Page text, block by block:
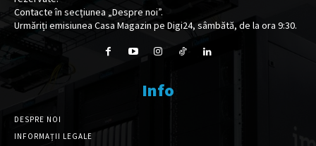
Contacte în secțiunea „Despre noi”.
Urmăriți emisiunea Casa Magazin pe Digi24, sâmbătă, de la ora 9:30.
Info
DESPRE NOI
INFORMAȚII LEGALE